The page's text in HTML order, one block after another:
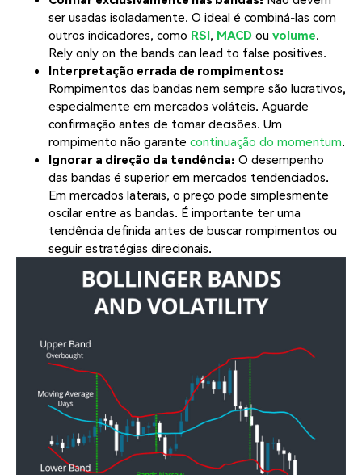
ser usadas isoladamente. O ideal é combiná-las com
outros indicadores, como RSI, MACD ou volume.
Rely only on the bands can lead to false positives.
Interpretação errada de rompimentos:
Rompimentos das bandas nem sempre são lucrativos,
especialmente em mercados voláteis. Aguarde
confirmação antes de tomar decisões. Um
rompimento não garante continuação do momentum.
Ignorar a direção da tendência: O desempenho
das bandas é superior em mercados tendenciados.
Em mercados laterais, o preço pode simplesmente
oscilar entre as bandas. É importante ter uma
tendência definida antes de buscar rompimentos ou
seguir estratégias direcionais.